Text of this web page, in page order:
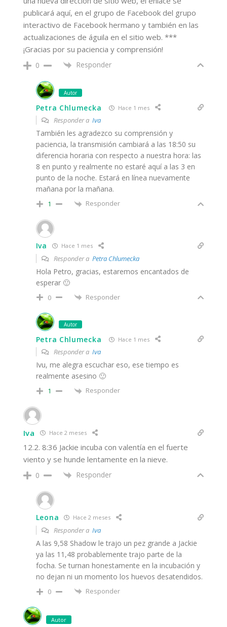
publicará aquí, en el grupo de Facebook del grupo
interactivo de Facebook hermano y también en las
actualizaciones de águila en el sitio web. ***
¡Gracias por su paciencia y comprensión!
0 Responder
Autor
Petra Chlumecka Hace 1 mes
Responder a Iva
También les agradezco su comprensión y
paciencia, la transmisión cambiará a las 18:50 su
diferencia horaria con respecto a nuestra hora: las
8 en punto y realmente no estaré aquí a las 3 en
punto de la noche. Estará en línea nuevamente
mañana por la mañana.
1 Responder
Iva Hace 1 mes
Responder a Petra Chlumecka
Hola Petro, gracias, estaremos encantados de
esperar 🙂
0 Responder
Autor
Petra Chlumecka Hace 1 mes
Responder a Iva
Ivu, me alegra escuchar eso, ese tiempo es
realmente asesino 🙂
1 Responder
Iva Hace 2 meses
12.2. 8:36 Jackie incuba con valentía en el fuerte
viento y se hunde lentamente en la nieve.
0 Responder
Leona Hace 2 meses
Responder a Iva
A las 9,58 Shadow le trajo un pez grande a Jackie
ya las 11,48 probablemente trajo parte de la
focha. Se turnan honestamente en la incubación y
no dejan ni un momento los huevos desatendidos.
0 Responder
Autor